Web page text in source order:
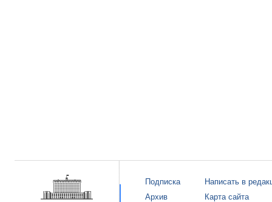
Подписка
Архив
Написать в
Карта сайта